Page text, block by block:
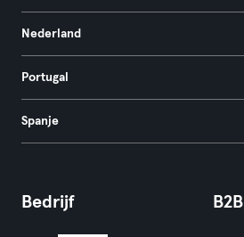
Nederland
Portugal
Spanje
Bedrijf B2B